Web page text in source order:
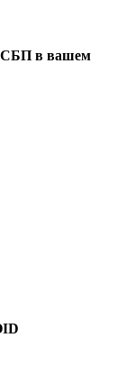
СБП в вашем